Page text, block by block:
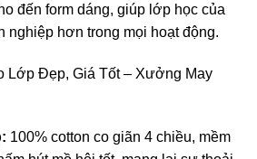
đến form dáng, giúp lớp học của
nghiệp hơn trong mọi hoạt động.
100% cotton co giãn 4 chiều, mềm